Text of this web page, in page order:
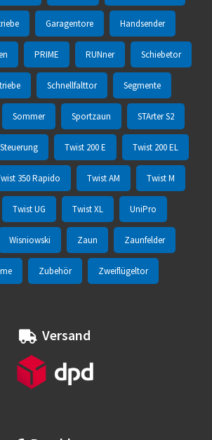
Garagentore Handsender
PRIME RUNner Schiebetor
Schnellfalttor Segmente
Sommer Sportzaun STArter S2
Steuerung Twist 200 E Twist 200 EL
350 Rapido Twist AM Twist M
Twist UG Twist XL UniPro
Wisniowski Zaun Zaunfelder
Zubehör Zweiflügeltor
Versand